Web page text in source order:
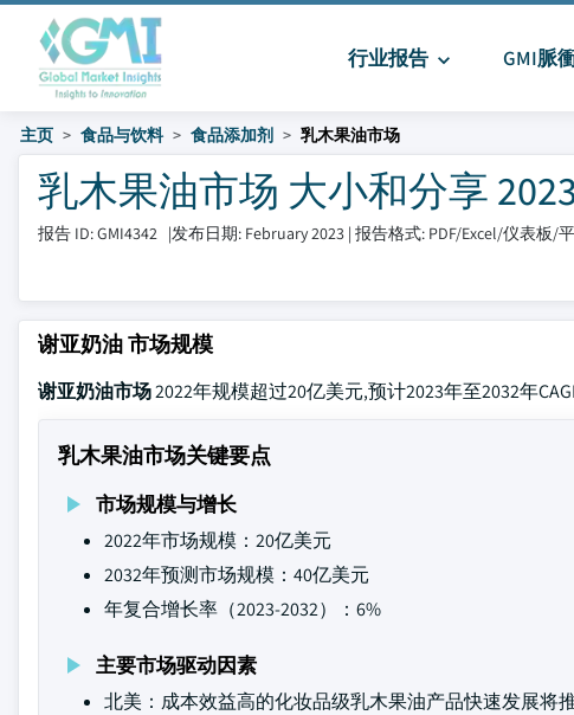
行业报告 GMI脈
主页 食品与饮料 食品添加剂 乳木果油市场
乳木果油市场 大小和分享
报告 ID: GMI4342 |发布日期: February 2023 | 报告格式: PDF/Excel/仪表板/
谢亚奶油 市场规模
谢亚奶油市场2022年规模超过20亿美元,预计2023年至2032年
乳木果油市场关键要点
市场规模与增长
2022年市场规模：20亿美元
2032年预测市场规模：40亿美元
年复合增长率（2023-2032）：6%
主要市场驱动因素
北美：成本效益高的化妆品级乳木果油产品快速发展将